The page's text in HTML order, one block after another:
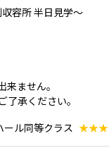
容所 半日見学～
ません。
承ください。
ール同等クラス ★★★